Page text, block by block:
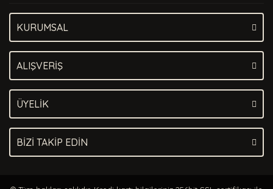
KURUMSAL
ALIŞVERİŞ
ÜYELİK
BİZİ TAKİP EDİN